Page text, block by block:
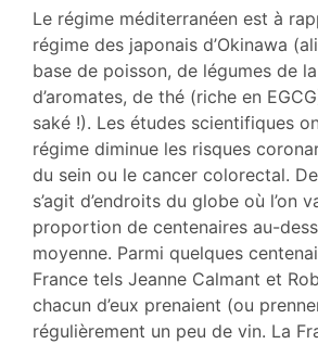
Le régime méditerranéen est à
régime des japonais d’Okinawa
base de poisson, de légumes de
d’aromates, de thé (riche en
saké !). Les études scientifiques
régime diminue les risques
du sein ou le cancer colorectal.
s’agit d’endroits du globe où l’on
proportion de centenaires au-
moyenne. Parmi quelques
France tels Jeanne Calmant et
chacun d’eux prenaient (ou
régulièrement un peu de vin. La